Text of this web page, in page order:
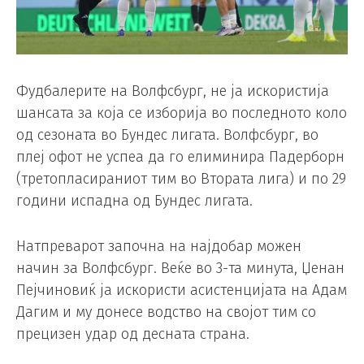
Фудбалерите на Волфсбург, не ја искористија
шансата за која се изборија во последното коло
од сезоната во Бундес лигата. Волфсбург, во
плеј офот не успеа да го елиминира Падерборн
(третопласираниот тим во Втората лига) и по 29
години испадна од Бундес лигата.
Натпреварот започна на најдобар можен
начин за Волфсбург. Веќе во 3-та минута, Џенан
Пејчиновиќ ја искористи асистенцијата на Адам
Дагим и му донесе водство на својот тим со
прецизен удар од десната страна.